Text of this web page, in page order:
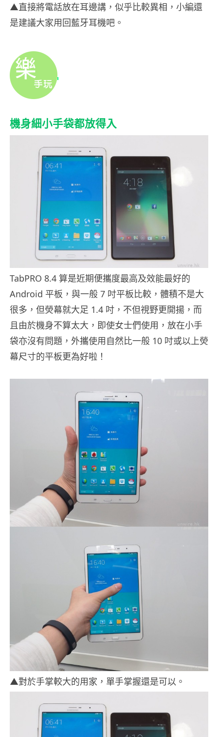
▲直接將電話放在耳邊講，似乎比較異相，小編還
是建議大家用回藍牙耳機吧。
機身細小手袋都放得入
TabPRO 8.4 算是近期便攜度最高及效能最好的
Android 平板，與一般 7 吋平板比較，體積不是大
很多，但熒幕就大足 1.4 吋，不但視野更開揚，而
且由於機身不算太大，即使女士們使用，放在小手
袋亦沒有問題，外攜使用自然比一般 10 吋或以上熒
幕尺寸的平板更為好啦！
▲對於手掌較大的用家，單手掌握還是可以。